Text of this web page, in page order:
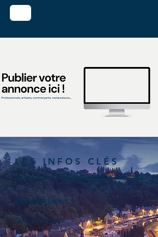
LES INFOS CLÉS
DÉPARTEMENT
Côte d’Armor